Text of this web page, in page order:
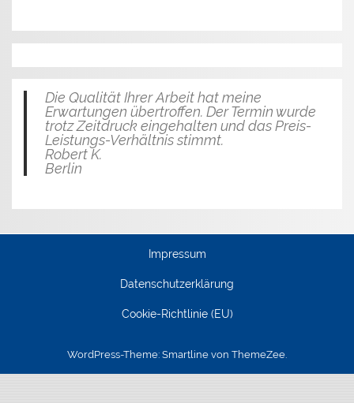
Die Qualität Ihrer Arbeit hat meine
Erwartungen übertroffen. Der Termin wurde
trotz Zeitdruck eingehalten und das Preis-
Leistungs-Verhältnis stimmt.
Robert K.
Berlin
Impressum
Datenschutz­erklärung
Cookie-Richtlinie (EU)
WordPress-Theme: Smartline von ThemeZee.